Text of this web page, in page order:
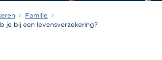
Familie
je bij een levensverzekering?